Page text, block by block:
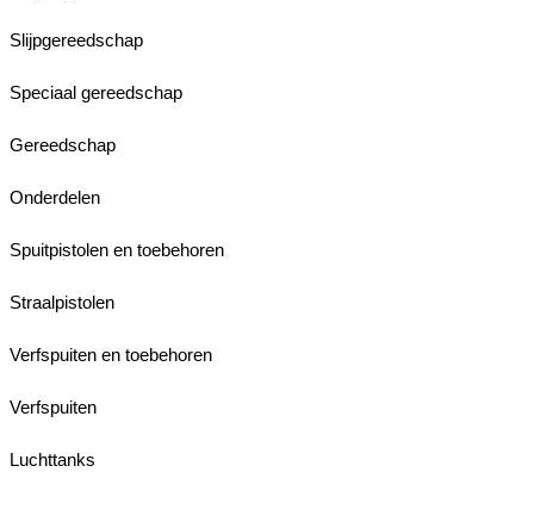
Slijpgereedschap
Speciaal gereedschap
Gereedschap
Onderdelen
Spuitpistolen en toebehoren
Straalpistolen
Verfspuiten en toebehoren
Verfspuiten
Luchttanks